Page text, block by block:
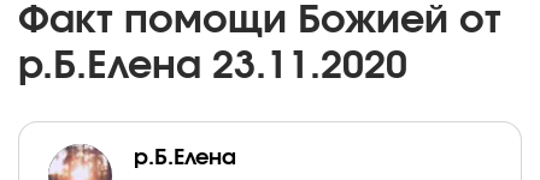
Факт помощи Божией от
р.Б.Елена 23.11.2020
р.Б.Елена